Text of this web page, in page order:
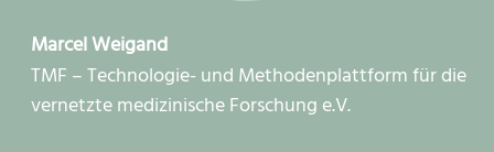
Marcel Weigand
TMF – Technologie- und Methodenplattform für die
vernetzte medizinische Forschung e.V.